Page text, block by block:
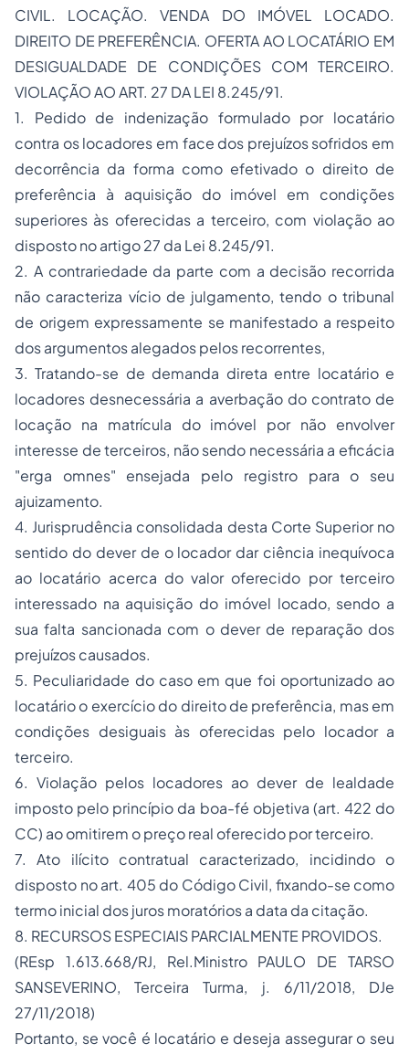
CIVIL. LOCAÇÃO. VENDA DO IMÓVEL LOCADO.
DIREITO DE PREFERÊNCIA. OFERTA AO LOCATÁRIO EM
DESIGUALDADE DE CONDIÇÕES COM TERCEIRO.
VIOLAÇÃO AO ART. 27 DA LEI 8.245/91.
1. Pedido de indenização formulado por locatário
contra os locadores em face dos prejuízos sofridos em
decorrência da forma como efetivado o direito de
preferência à aquisição do imóvel em condições
superiores às oferecidas a terceiro, com violação ao
disposto no artigo 27 da Lei 8.245/91.
2. A contrariedade da parte com a decisão recorrida
não caracteriza vício de julgamento, tendo o tribunal
de origem expressamente se manifestado a respeito
dos argumentos alegados pelos recorrentes,
3. Tratando-se de demanda direta entre locatário e
locadores desnecessária a averbação do contrato de
locação na matrícula do imóvel por não envolver
interesse de terceiros, não sendo necessária a eficácia
"erga omnes" ensejada pelo registro para o seu
ajuizamento.
4. Jurisprudência consolidada desta Corte Superior no
sentido do dever de o locador dar ciência inequívoca
ao locatário acerca do valor oferecido por terceiro
interessado na aquisição do imóvel locado, sendo a
sua falta sancionada com o dever de reparação dos
prejuízos causados.
5. Peculiaridade do caso em que foi oportunizado ao
locatário o exercício do direito de preferência, mas em
condições desiguais às oferecidas pelo locador a
terceiro.
6. Violação pelos locadores ao dever de lealdade
imposto pelo princípio da boa-fé objetiva (art. 422 do
CC) ao omitirem o preço real oferecido por terceiro.
7. Ato ilícito contratual caracterizado, incidindo o
disposto no art. 405 do Código Civil, fixando-se como
termo inicial dos juros moratórios a data da citação.
8. RECURSOS ESPECIAIS PARCIALMENTE PROVIDOS.
(REsp 1.613.668/RJ, Rel.Ministro PAULO DE TARSO
SANSEVERINO, Terceira Turma, j. 6/11/2018, DJe
27/11/2018)
Portanto, se você é locatário e deseja assegurar o seu